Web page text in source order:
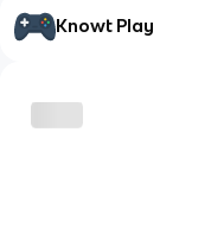
Knowt Play